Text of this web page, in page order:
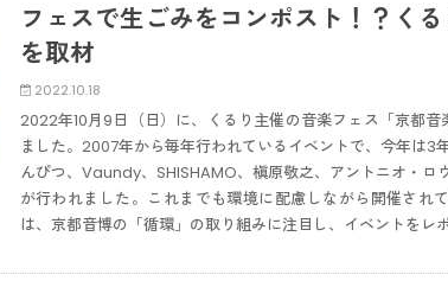
フェスで生ごみをコンポスト！？く
を取材
2022.10.18
2022年10月9日（日）に、くるり主催の音楽フェス「京都
ました。2007年から毎年行われているイベントで、今年は3
んぴつ、Vaundy、SHISHAMO、槇原敬之、アントニオ・ロ
が行われました。これまでも環境に配慮しながら開催さ
は、京都音博の「循環」の取り組みに注目し、イベントをレ